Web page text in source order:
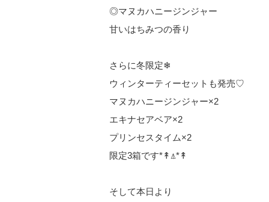
◎マヌカハニージンジャー
甘いはちみつの香り
さらに冬限定❄︎
ウィンターティーセットも発売♡
マヌカハニージンジャー×2
エキナセアベア×2
プリンセスタイム×2
限定3箱です*↟⍋*↟
そして本日より